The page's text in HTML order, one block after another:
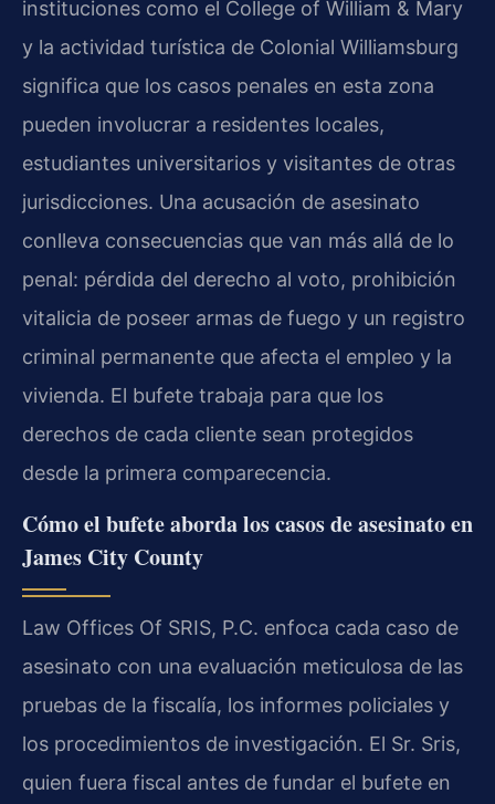
instituciones como el College of William & Mary
y la actividad turística de Colonial Williamsburg
significa que los casos penales en esta zona
pueden involucrar a residentes locales,
estudiantes universitarios y visitantes de otras
jurisdicciones. Una acusación de asesinato
conlleva consecuencias que van más allá de lo
penal: pérdida del derecho al voto, prohibición
vitalicia de poseer armas de fuego y un registro
criminal permanente que afecta el empleo y la
vivienda. El bufete trabaja para que los
derechos de cada cliente sean protegidos
desde la primera comparecencia.
Cómo el bufete aborda los casos de asesinato en
James City County
Law Offices Of SRIS, P.C. enfoca cada caso de
asesinato con una evaluación meticulosa de las
pruebas de la fiscalía, los informes policiales y
los procedimientos de investigación. El Sr. Sris,
quien fuera fiscal antes de fundar el bufete en